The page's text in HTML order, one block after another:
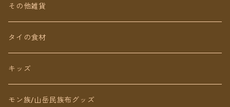
Baby&Kids
キッズ
ピアス（イヤリング）
ネックレス
リング
ブレスレット
その他雑貨
タイの食材
キッズ
モン族/山岳民族布グッズ